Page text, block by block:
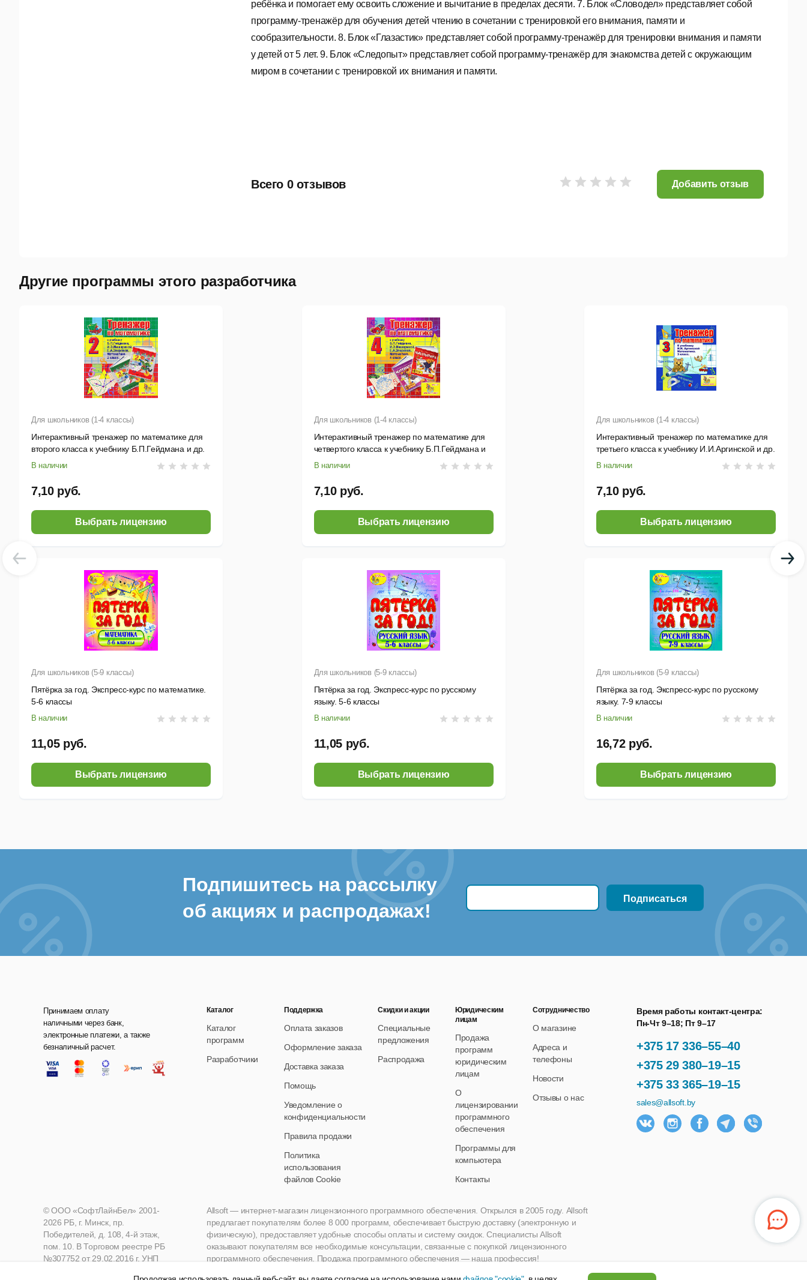
ребёнка и помогает ему освоить сложение и вычитание в пределах десяти. 7. Блок «Словодел» представляет собой
программу-тренажёр для обучения детей чтению в сочетании с тренировкой его внимания, памяти и
сообразительности. 8. Блок «Глазастик» представляет собой программу-тренажёр для тренировки внимания и памяти
у детей от 5 лет. 9. Блок «Следопыт» представляет собой программу-тренажёр для знакомства детей с окружающим
миром в сочетании с тренировкой их внимания и памяти.
Всего 0 отзывов Добавить отзыв
Другие программы этого разработчика
Для школьников (1-4 классы)
Интерактивный тренажер по математике для
второго класса к учебнику Б.П.Гейдмана и др.
В наличии
7,10 руб.
Выбрать лицензию
Для школьников (1-4 классы)
Интерактивный тренажер по математике для
четвертого класса к учебнику Б.П.Гейдмана и
др.
В наличии
7,10 руб.
Выбрать лицензию
Для школьников (1-4 классы)
Интерактивный тренажер по математике для
третьего класса к учебнику И.И.Аргинской и др.
В наличии
7,10 руб.
Выбрать лицензию
Для школьников (5-9 классы)
Пятёрка за год. Экспресс-курс по математике.
5-6 классы
В наличии
11,05 руб.
Выбрать лицензию
Для школьников (5-9 классы)
Пятёрка за год. Экспресс-курс по русскому
языку. 5-6 классы
В наличии
11,05 руб.
Выбрать лицензию
Для школьников (5-9 классы)
Пятёрка за год. Экспресс-курс по русскому
языку. 7-9 классы
В наличии
16,72 руб.
Выбрать лицензию
Подпишитесь на рассылку
об акциях и распродажах!
Принимаем оплату
наличными через банк,
электронные платежи, а также
безналичный расчет.
+375 17 336–55–40
+375 29 380–19–15
+375 33 365–19–15
Время работы контакт-центра:
Пн-Чт 9–18; Пт 9–17
sales@allsoft.by
Каталог
Каталог
программ
Разработчики
Поддержка
Оплата заказов
Оформление заказа
Доставка заказа
Помощь
Уведомление о
конфиденциальности
Правила продажи
Политика
использования
файлов Cookie
Скидки и акции
Специальные
предложения
Распродажа
Юридическим
лицам
Продажа
программ
юридическим
лицам
О
лицензировании
программного
обеспечения
Программы для
компьютера
Контакты
Сотрудничество
О магазине
Адреса и
телефоны
Новости
Отзывы о нас
Allsoft — интернет-магазин лицензионного программного обеспечения. Открылся в 2005 году. Allsoft
предлагает покупателям более 8 000 программ, обеспечивает быструю доставку (электронную и
физическую), предоставляет удобные способы оплаты и систему скидок. Специалисты Allsoft
оказывают покупателям все необходимые консультации, связанные с покупкой лицензионного
программного обеспечения. Продажа программного обеспечения — наша профессия!
© ООО «СофтЛайнБел» 2001-
2026 РБ, г. Минск, пр.
Победителей, д. 108, 4-й этаж,
пом. 10. В Торговом реестре РБ
№307752 от 29.02.2016 г. УНП